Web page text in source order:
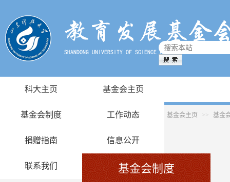
科大主页 基金会主页
基金会制度 工作动态
捐赠指南 信息公开
联系我们
基金会主页 >> 基金
基金会制度